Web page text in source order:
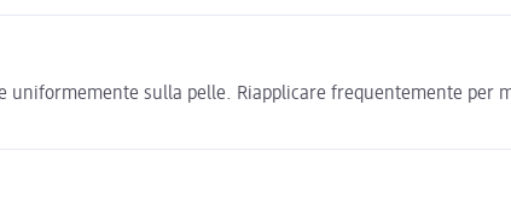
uniformemente sulla pelle. Riapplicare frequentemente